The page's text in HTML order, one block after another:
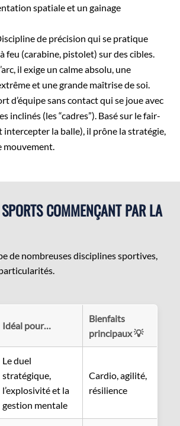
spatiale et un gainage
de précision qui se pratique
feu (carabine, pistolet) sur des cibles.
il exige un calme absolu, une
et une grande maîtrise de soi.
d’équipe sans contact qui se joue avec
inclinés (les “cadres”). Basé sur le fair-
intercepter la balle), il prône la stratégie,
mouvement.
COMMENÇANT PAR LA
de nombreuses disciplines sportives,
Idéal pour…
Bienfaits
principaux 💡
Le duel
stratégique,
l’explosivité et la
gestion mentale
Cardio, agilité,
résilience